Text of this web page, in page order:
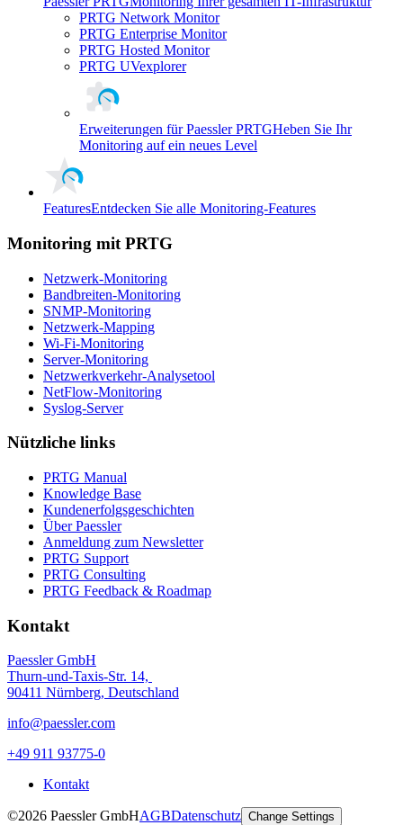
PRTG Network Monitor
PRTG Enterprise Monitor
PRTG Hosted Monitor
PRTG UVexplorer
Erweiterungen für Paessler PRTGHeben Sie Ihr
Monitoring auf ein neues Level
FeaturesEntdecken Sie alle Monitoring-Features
Monitoring mit PRTG
Netzwerk-Monitoring
Bandbreiten-Monitoring
SNMP-Monitoring
Netzwerk-Mapping
Wi-Fi-Monitoring
Server-Monitoring
Netzwerkverkehr-Analysetool
NetFlow-Monitoring
Syslog-Server
Nützliche links
PRTG Manual
Knowledge Base
Kundenerfolgsgeschichten
Über Paessler
Anmeldung zum Newsletter
PRTG Support
PRTG Consulting
PRTG Feedback & Roadmap
Kontakt
Paessler GmbH
Thurn-und-Taxis-Str. 14,
90411 Nürnberg, Deutschland
info@paessler.com
+49 911 93775-0
Kontakt
©2026 Paessler GmbHAGBDatenschutz Change Settings